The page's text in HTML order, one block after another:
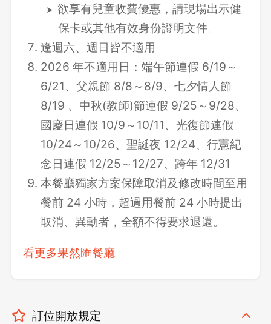
欲享有兒童收費優惠，請現場出示健
保卡或其他有效身份證明文件。
逢週六、週日皆不適用
2026 年不適用日：端午節連假 6/19～
6/21、父親節 8/8～8/9、七夕情人節
8/19 、中秋(教師)節連假 9/25～9/28、
國慶日連假 10/9～10/11、光復節連假
10/24～10/26、聖誕夜 12/24、行憲紀
念日連假 12/25～12/27、跨年 12/31
本餐廳獨家方案保障取消及修改時間至用
餐前 24 小時，超過用餐前 24 小時提出
取消、異動者，全額不得要求退還。
看更多果然匯餐廳
訂位開放規定